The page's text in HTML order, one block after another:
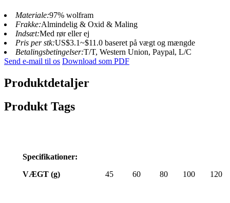
Materiale:97% wolfram
Frakke:Almindelig & Oxid & Maling
Indsæt:Med rør eller ej
Pris per stk:US$3.1~$11.0 baseret på vægt og mængde
Betalingsbetingelser:T/T, Western Union, Paypal, L/C
Send e-mail til os Download som PDF
Produktdetaljer
Produkt Tags
Specifikationer:
VÆGT (g)
45 60 80 100 120